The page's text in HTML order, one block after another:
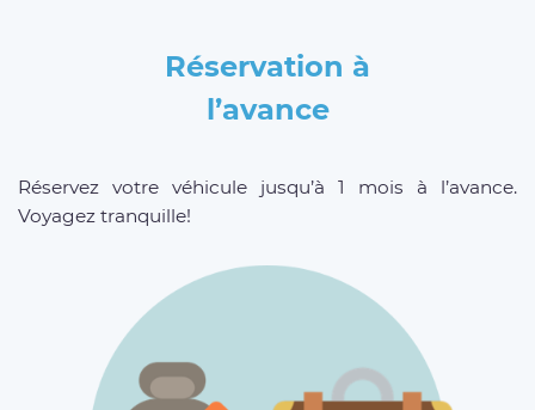
Réservation à
l’avance
Réservez votre véhicule jusqu’à 1 mois à l’avance.
Voyagez tranquille!